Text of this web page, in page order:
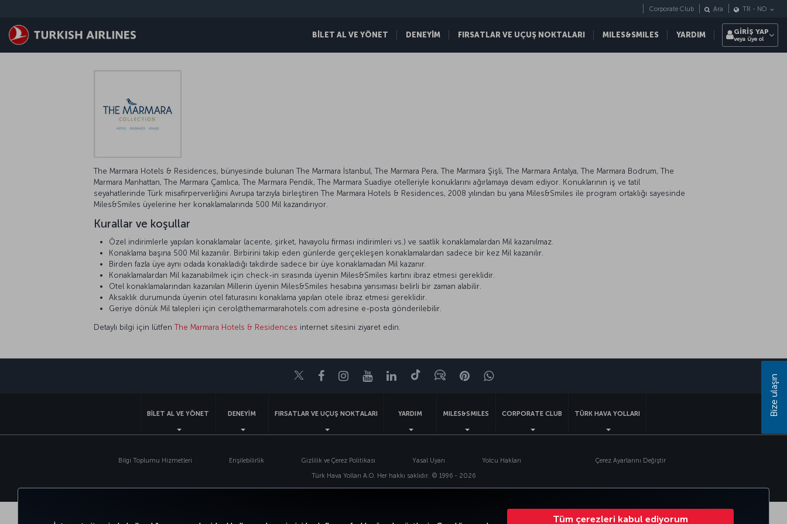
Tüm çerezleri kabul ediyorum
BİLET AL VE YÖNET DENEYİM FIRSATLAR VE UÇUŞ NOKTALARI MILES&SMILES YARDIM
Corporate Club Ara TR - NO
GİRİŞ YAP
veya üye ol
The Marmara Hotels & Residences, bünyesinde bulunan The Marmara İstanbul, The Marmara Pera, The Marmara Şişli, The Marmara Antalya, The Marmara Bodrum, The
Marmara Manhattan, The Marmara Çamlıca, The Marmara Pendik, The Marmara Suadiye otelleriyle konuklarını ağırlamaya devam ediyor. Konuklarının iş ve tatil
seyahatlerinde Türk misafirperverliğini Avrupa tarzıyla birleştiren The Marmara Hotels & Residences, 2008 yılından bu yana Miles&Smiles ile program ortaklığı sayesinde
Miles&Smiles üyelerine her konaklamalarında 500 Mil kazandırıyor.
Kurallar ve koşullar
Özel indirimlerle yapılan konaklamalar (acente, şirket, havayolu firması indirimleri vs.) ve saatlik konaklamalardan Mil kazanılmaz.
Konaklama başına 500 Mil kazanılır. Birbirini takip eden günlerde gerçekleşen konaklamalardan sadece bir kez Mil kazanılır.
Birden fazla üye aynı odada konakladığı takdirde sadece bir üye konaklamadan Mil kazanır.
Konaklamalardan Mil kazanabilmek için check-in sırasında üyenin Miles&Smiles kartını ibraz etmesi gereklidir.
Otel konaklamalarından kazanılan Millerin üyenin Miles&Smiles hesabına yansıması belirli bir zaman alabilir.
Aksaklık durumunda üyenin otel faturasını konaklama yapılan otele ibraz etmesi gereklidir.
Geriye dönük Mil talepleri için cerol@themarmarahotels.com adresine e-posta gönderilebilir.
Detaylı bilgi için lütfenThe Marmara Hotels & Residences internet sitesini ziyaret edin.
TwitterFacebookInstagram
YoutubeLinkedIn
TiktokBlogPinterestWhatsapp
BİLET AL VE YÖNET DENEYİM FIRSATLAR VE UÇUŞ NOKTALARI YARDIM MILES&SMILES CORPORATE CLUB TÜRK HAVA YOLLARI
Bilgi Toplumu Hizmetleri Erişilebilirlik Gizlilik ve Çerez Politikası Yasal Uyarı Yolcu Hakları
Çerez Ayarlarını Değiştir
Türk Hava Yolları A.O. Her hakkı saklıdır. © 1996 - 2026
Bize ulaşın